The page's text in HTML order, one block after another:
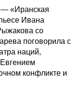
— «Иранская
Ивана
со
поговорила с
наций,
конфликте и